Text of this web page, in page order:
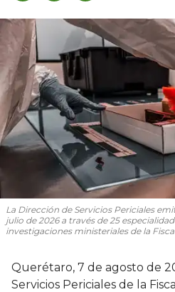
La Dirección de Servicios Periciales
julio de 2026 a través de 25
investigaciones ministeriales de la
Querétaro, 7 de agosto de
Servicios Periciales de la